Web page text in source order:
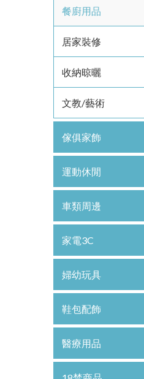
餐廚用品
居家裝修
收納晾曬
文教/藝術
傢俱家飾
運動休閒
車類周邊
家電3C
婦幼玩具
鞋包配飾
醫療用品